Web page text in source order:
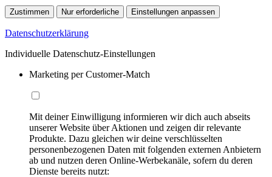
Zustimmen Nur erforderliche Einstellungen anpassen
Datenschutzerklärung
Individuelle Datenschutz-Einstellungen
Marketing per Customer-Match
Mit deiner Einwilligung informieren wir dich auch abseits
unserer Website über Aktionen und zeigen dir relevante
Produkte. Dazu gleichen wir deine verschlüsselten
personenbezogenen Daten mit folgenden externen Anbietern
ab und nutzen deren Online-Werbekanäle, sofern du deren
Dienste bereits nutzt: